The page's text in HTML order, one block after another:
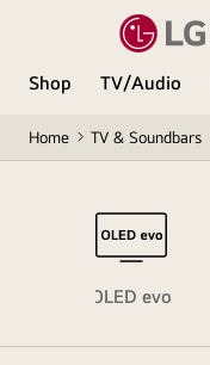
Shop TV/Audio
Home TV & Soundbars
OLED evo